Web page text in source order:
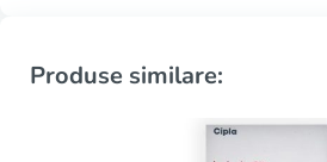
Produse similare: